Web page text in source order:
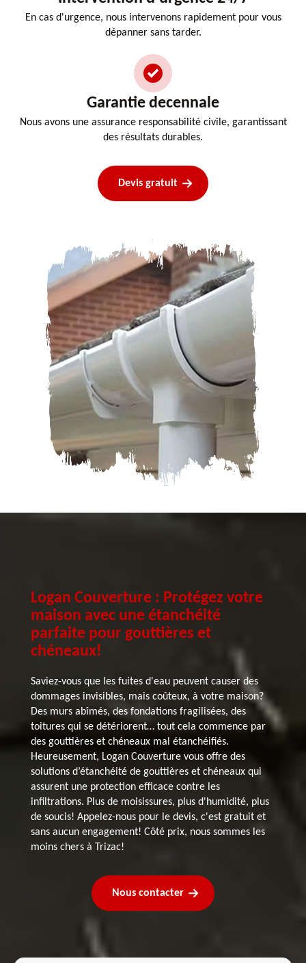
En cas d'urgence, nous intervenons rapidement pour vous
dépanner sans tarder.
Garantie decennale
Nous avons une assurance responsabilité civile, garantissant
des résultats durables.
Devis gratuit
Logan Couverture : Protégez votre
maison avec une étanchéité
parfaite pour gouttières et
chéneaux!
Saviez-vous que les fuites d'eau peuvent causer des
dommages invisibles, mais coûteux, à votre maison?
Des murs abîmés, des fondations fragilisées, des
toitures qui se détériorent… tout cela commence par
des gouttières et chéneaux mal étanchéifiés.
Heureusement, Logan Couverture vous offre des
solutions d’étanchéité de gouttières et chéneaux qui
assurent une protection efficace contre les
infiltrations. Plus de moisissures, plus d'humidité, plus
de soucis! Appelez-nous pour le devis, c'est gratuit et
sans aucun engagement! Côté prix, nous sommes les
moins chers à Trizac!
Nous contacter